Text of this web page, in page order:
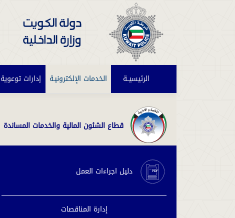
الرئيسيــة الخدمات الإلكترونيـة إدارات توعوية
قطاع الشئون المالية والخدمات المساندة
دليل اجراءات العمل
إدارة المناقصات